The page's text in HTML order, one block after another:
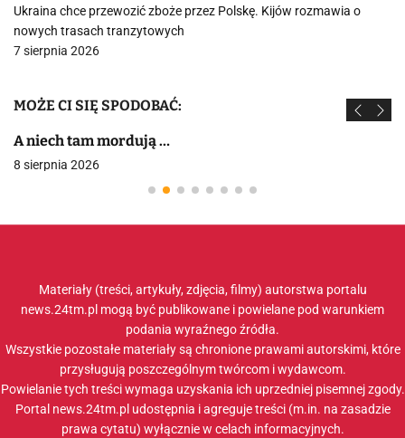
Ukraina chce przewozić zboże przez Polskę. Kijów rozmawia o
nowych trasach tranzytowych
7 sierpnia 2026
MOŻE CI SIĘ SPODOBAĆ:
A niech tam mordują …
8 sierpnia 2026
Materiały (treści, artykuły, zdjęcia, filmy) autorstwa portalu
news.24tm.pl mogą być publikowane i powielane pod warunkiem
podania wyraźnego źródła.
Wszystkie pozostałe materiały są chronione prawami autorskimi, które
przysługują poszczególnym twórcom i wydawcom.
Powielanie tych treści wymaga uzyskania ich uprzedniej pisemnej zgody.
Portal news.24tm.pl udostępnia i agreguje treści (m.in. na zasadzie
prawa cytatu) wyłącznie w celach informacyjnych.